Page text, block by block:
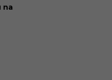
na